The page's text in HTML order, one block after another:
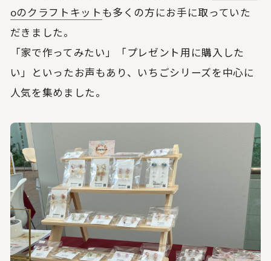
oのクラフトキット も多くの方にお手に取っていた
だきました。
「家で作ってみたい」「プレゼント用に購入した
い」といったお声もあり、いちごシリーズを中心に
人気を集めました。